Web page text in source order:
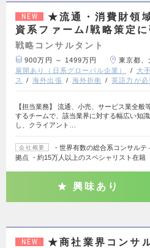
NEW
★流通・消費財領
資系ファーム/戦略策定
戦略コンサルタント
900万円 ～ 1499万円 東京都、
展開あり（日系グローバル企業）
大
ス
海外出張 海外折衝 英語力が必
【担当業務】 流通、小売、サービス業全般
するチームで、該当業界に対する幅広い知
し、クライアント…
会社概要
・世界有数の総合系コンサル
拠点 ・約15万人以上のスペシャリスト在籍
興味あり
NEW
★商社業界コンサ